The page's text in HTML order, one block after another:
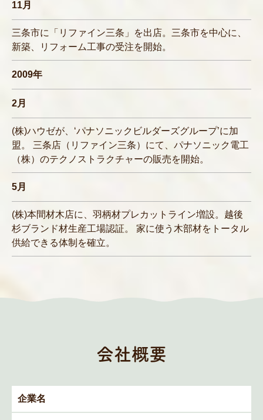
11月
三条市に「リファイン三条」を出店。三条市を中心に、
新築、リフォーム工事の受注を開始。
2009年
2月
(株)ハウゼが、‘パナソニックビルダーズグループ’に加
盟。 三条店（リファイン三条）にて、パナソニック電工
（株）のテクノストラクチャーの販売を開始。
5月
(株)本間材木店に、羽柄材プレカットライン増設。越後
杉ブランド材生産工場認証。 家に使う木部材をトータル
供給できる体制を確立。
会社概要
企業名